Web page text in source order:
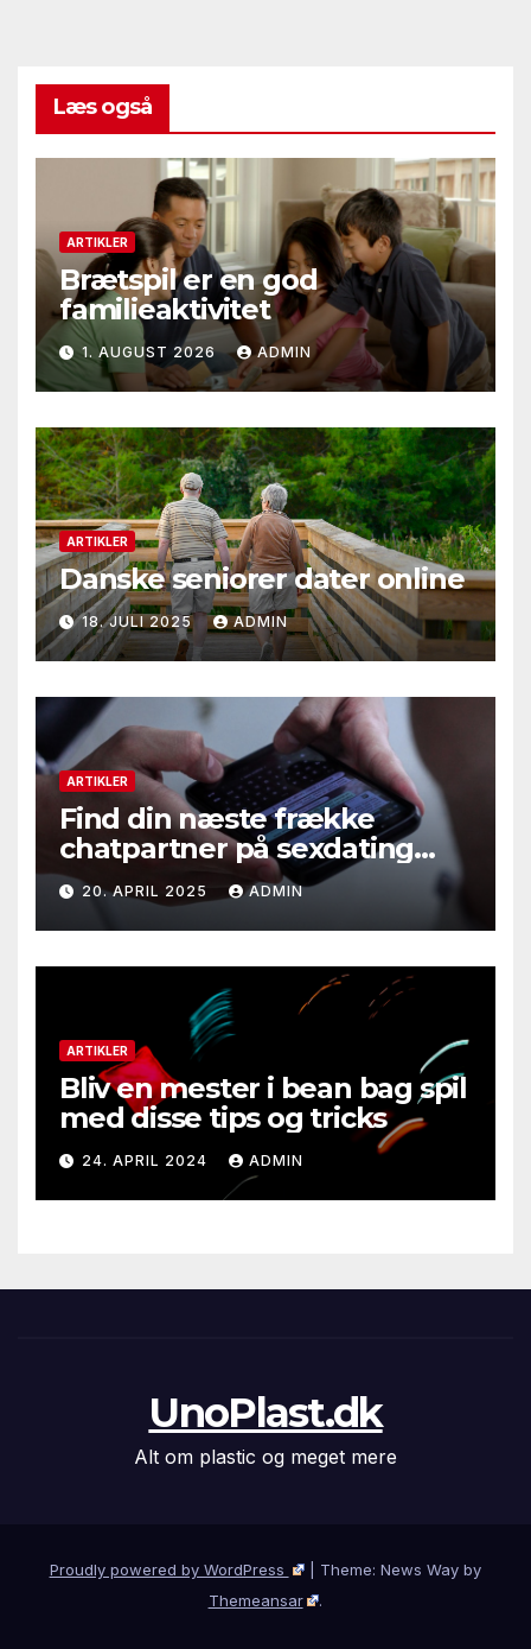
Læs også
ARTIKLER
Brætspil er en god
familieaktivitet
1. AUGUST 2026 ADMIN
ARTIKLER
Danske seniorer dater online
18. JULI 2025 ADMIN
ARTIKLER
Find din næste frække
chatpartner på sexdating
siderne
20. APRIL 2025 ADMIN
ARTIKLER
Bliv en mester i bean bag spil
med disse tips og tricks
24. APRIL 2024 ADMIN
UnoPlast.dk
Alt om plastic og meget mere
Proudly powered by WordPress
Theme: News Way by
Themeansar
.